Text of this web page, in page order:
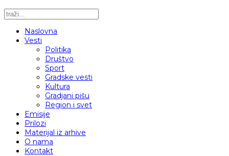
Naslovna
Vesti
Politika
Društvo
Sport
Gradske vesti
Kultura
Gradjani pišu
Region i svet
Emisije
Prilozi
Materijal iz arhive
O nama
Kontakt